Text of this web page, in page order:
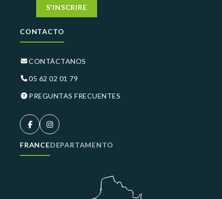
S'INSCRIRE
CONTACTO
CONTÁCTANOS
05 62 02 01 79
PREGUNTAS FRECUENTES
FRANCEDEPARTAMENTO